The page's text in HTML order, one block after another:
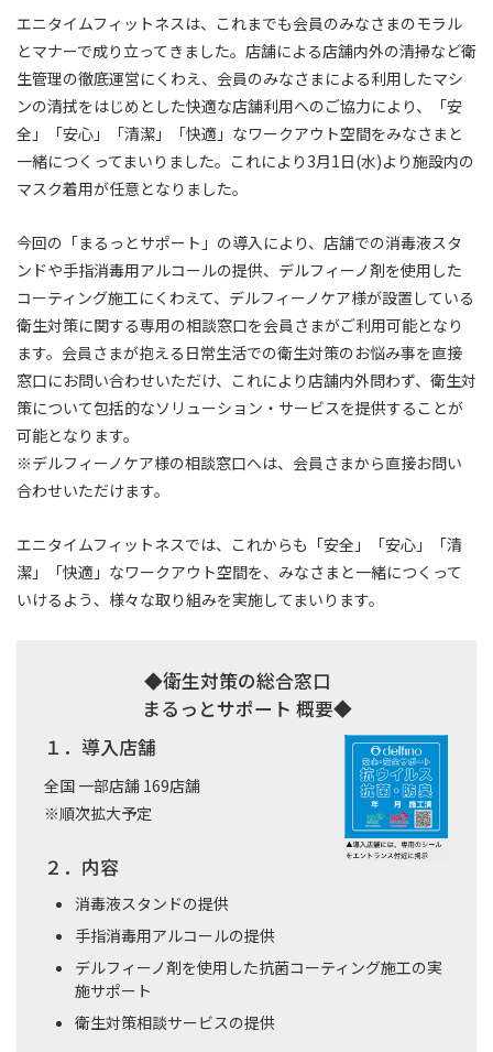
エニタイムフィットネスは、これまでも会員のみなさまのモラル
とマナーで成り立ってきました。店舗による店舗内外の清掃など衛
生管理の徹底運営にくわえ、会員のみなさまによる利用したマシ
ンの清拭をはじめとした快適な店舗利用へのご協力により、「安
全」「安心」「清潔」「快適」なワークアウト空間をみなさまと
一緒につくってまいりました。これにより3月1日(水)より施設内の
マスク着用が任意となりました。
今回の「まるっとサポート」の導入により、店舗での消毒液スタ
ンドや手指消毒用アルコールの提供、デルフィーノ剤を使用した
コーティング施工にくわえて、デルフィーノケア様が設置している
衛生対策に関する専用の相談窓口を会員さまがご利用可能となり
ます。会員さまが抱える日常生活での衛生対策のお悩み事を直接
窓口にお問い合わせいただけ、これにより店舗内外問わず、衛生対
策について包括的なソリューション・サービスを提供することが
可能となります。
※デルフィーノケア様の相談窓口へは、会員さまから直接お問い
合わせいただけます。
エニタイムフィットネスでは、これからも「安全」「安心」「清
潔」「快適」なワークアウト空間を、みなさまと一緒につくって
いけるよう、様々な取り組みを実施してまいります。
◆衛生対策の総合窓口
まるっとサポート 概要◆
１．導入店舗
全国 一部店舗 169店舗
※順次拡大予定
２．内容
消毒液スタンドの提供
手指消毒用アルコールの提供
デルフィーノ剤を使用した抗菌コーティング施工の実
施サポート
衛生対策相談サービスの提供